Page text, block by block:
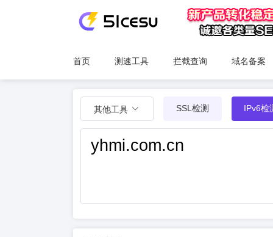
首页 测速工具 拦截查询 域名备案
其他工具 SSL检测 IPv6检